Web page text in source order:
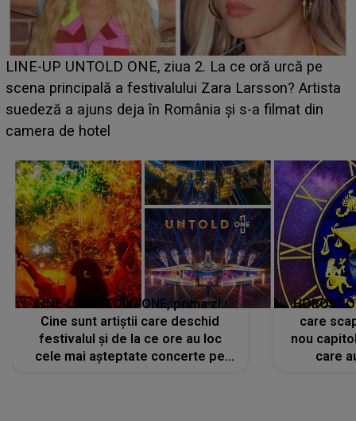
Ce a dezvăluit noua concurentă din "Casa Iubirii" l-a
luat prin surprindere pe Emanuel. CINE ESTE
BĂIATUL VIZAT de Alexandra?! Aflându-se în fața
faptului împlinit, A RECUNOSCUT IMEDIAT: "Am
LINE-UP UNTOLD ONE, prima zi.
Cine sunt artiștii care deschid
festivalul și de la ce ore au loc
cele mai așteptate concerte pe
care
nou
care